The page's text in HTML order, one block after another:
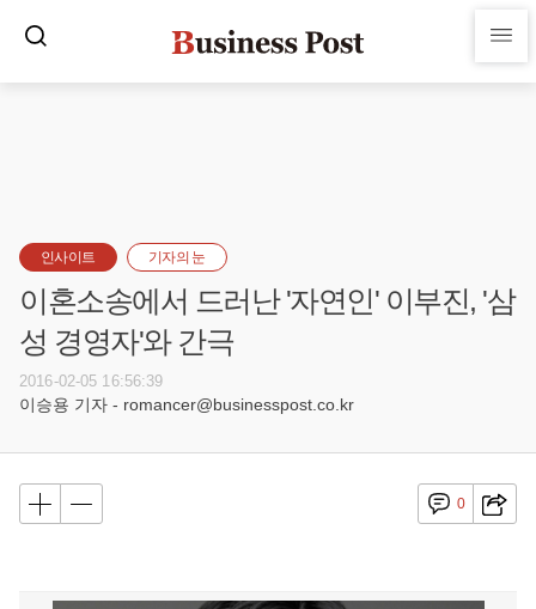
인사이트 기자의 눈
이혼소송에서 드러난 '자연인' 이부진, '삼
성 경영자'와 간극
2016-02-05 16:56:39
이승용 기자 - romancer@businesspost.co.kr
0